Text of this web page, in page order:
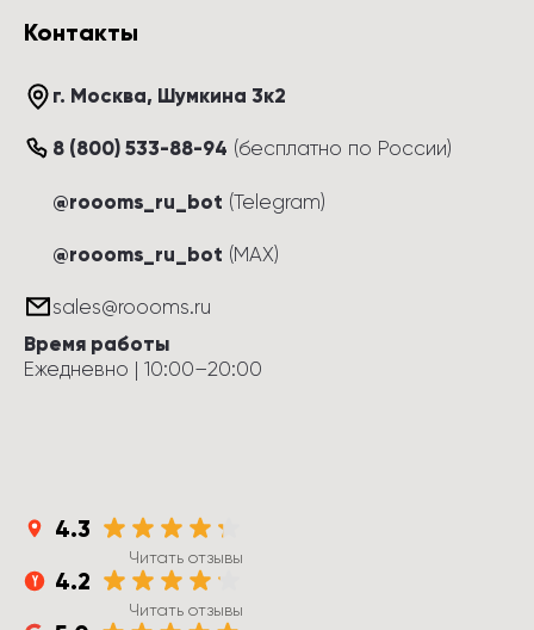
взыскательного покупателя.
Cierre можно купить на нашем официальном
сайте.
Контакты
г. Москва, Шумкина 3к2
8 (800) 533-88-94 (бесплатно по России)
@roooms_ru_bot (Telegram)
@roooms_ru_bot (MAX)
sales@roooms.ru
Время работы
Ежедневно | 10:00–20:00
4.3
Читать отзывы
4.2
Читать отзывы